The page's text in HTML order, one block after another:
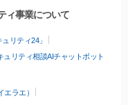
ィ事業について
リティ24」
ュリティ相談AIチャットボット
ラエ）